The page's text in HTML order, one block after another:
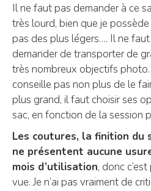
Il ne faut pas demander à ce
très lourd, bien que je
pas des plus légers…. Il ne
demander de transporter de
très nombreux objectifs
conseille pas non plus de le
plus grand, il faut choisir ses
sac, en fonction de la session
Les coutures, la finition du
ne présentent aucune
mois d’utilisation, donc
vue. Je n’ai pas vraiment de